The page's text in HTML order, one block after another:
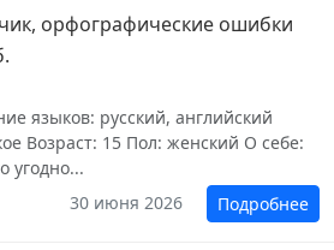
орфографические ошибки
языков: русский, английский
Возраст: 15 Пол: женский О себе:
угодно...
30 июня 2026
Подробнее